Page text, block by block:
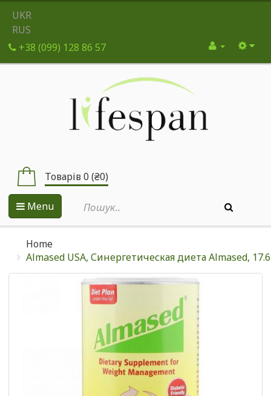
UKR
RUS
+38 (099) 128 86 57
Товарів 0 (₴0)
Menu
Home
Almased USA, Синергетическая диета Almased,